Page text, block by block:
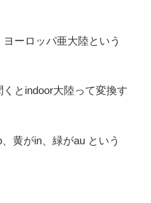
ーロッパ亜大陸という
とindoor大陸って変換す
黄がin、緑がau という